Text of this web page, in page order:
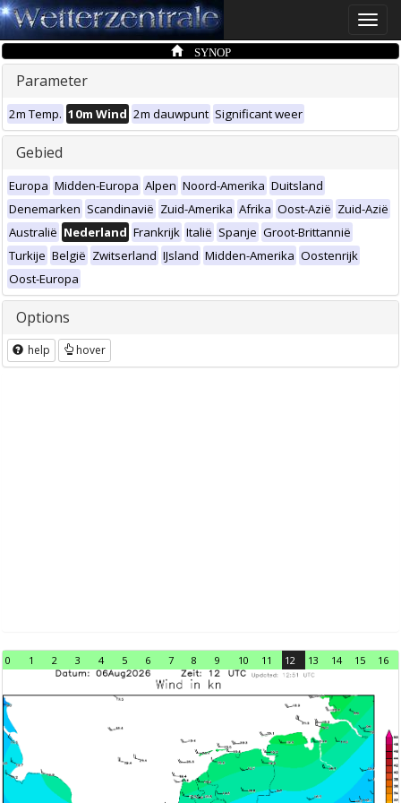
Toggle
SYNOP
Parameter
2m Temp. 10m Wind 2m dauwpunt Significant weer
Gebied
Europa Midden-Europa Alpen Noord-Amerika Duitsland
Denemarken Scandinavië Zuid-Amerika Afrika Oost-Azië Zuid-Azië
Australië Nederland Frankrijk Italië Spanje Groot-Brittannië
Turkije België Zwitserland IJsland Midden-Amerika Oostenrijk
Oost-Europa
Options
help hover
0 1 2 3 4 5 6 7 8 9 10 11 12 13 14 15 16